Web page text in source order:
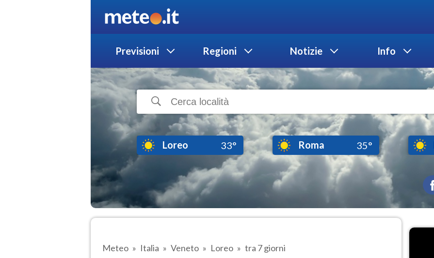
Previsioni Regioni Notizie Info
Loreo 33° Roma 35°
Meteo Italia Veneto Loreo tra 7 giorni